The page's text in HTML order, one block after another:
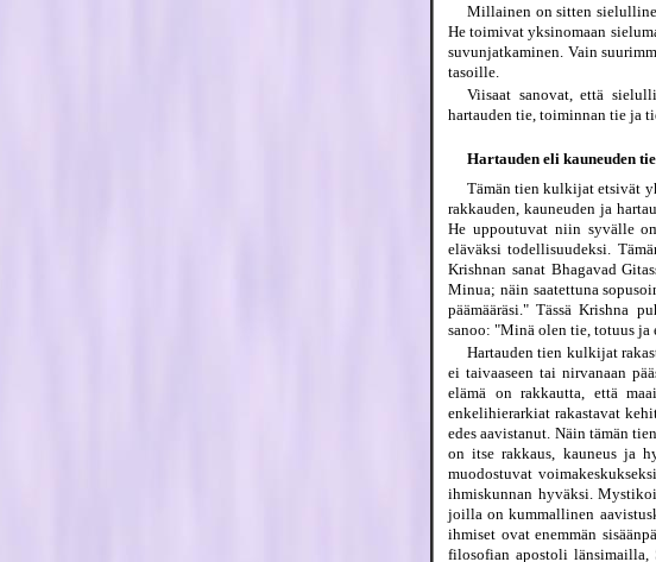
Millainen on sitten
He toimivat yksinomaan
suvunjatkaminen. Vain
tasoille.
Viisaat sanovat, että
hartauden tie, toiminnan tie ja
Hartauden eli kauneuden tie
Tämän tien kulkijat etsivät
rakkauden, kauneuden ja
He uppoutuvat niin syvälle
eläväksi todellisuudeksi.
Krishnan sanat Bhagavad
Minua; näin saatettuna
päämääräsi." Tässä Krishna
sanoo: "Minä olen tie, totuus ja
Hartauden tien kulkijat
ei taivaaseen tai nirvanaan
elämä on rakkautta, että
enkelihierarkiat rakastavat
edes aavistanut. Näin tämän
on itse rakkaus, kauneus ja
muodostuvat
ihmiskunnan hyväksi.
joilla on kummallinen
ihmiset ovat enemmän
filosofian apostoli länsimailla,